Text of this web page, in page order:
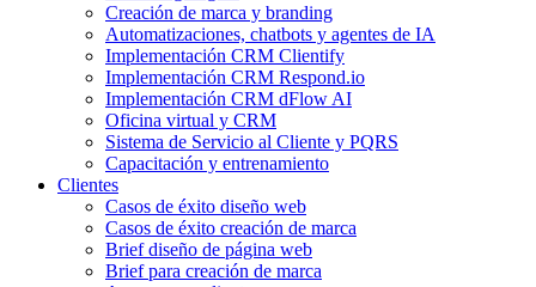
Creación de marca y branding
Automatizaciones, chatbots y agentes de IA
Implementación CRM Clientify
Implementación CRM Respond.io
Implementación CRM dFlow AI
Oficina virtual y CRM
Sistema de Servicio al Cliente y PQRS
Capacitación y entrenamiento
Clientes
Casos de éxito diseño web
Casos de éxito creación de marca
Brief diseño de página web
Brief para creación de marca